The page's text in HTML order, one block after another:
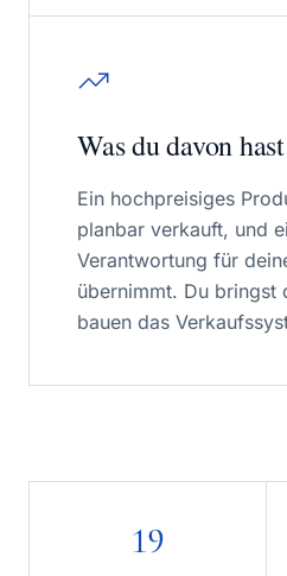
Was du davon hast
Ein hochpreisiges
planbar verkauft, und
Verantwortung für
übernimmt. Du bringst
bauen das
19